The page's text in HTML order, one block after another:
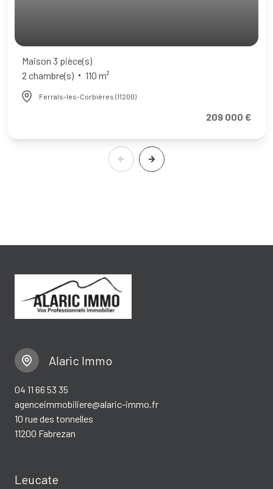
Maison 3 pièce(s)
2 chambre(s)
110 m²
Ferrals-les-Corbières (11200)
209 000 €
Alaric Immo
04 11 66 53 35
agenceimmobiliere@alaric-immo.fr
10 rue des tonnelles
11200 Fabrezan
Leucate